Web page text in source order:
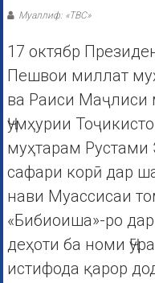
Муаллиф: «ТВС»
17 октябр
Пешвои миллат
ва Раиси
Ҷумҳурии
муҳтарам
сафари корӣ дар
нави Муассисаи
«Бибиоиша»-ро
деҳоти ба номи
истифода қарор